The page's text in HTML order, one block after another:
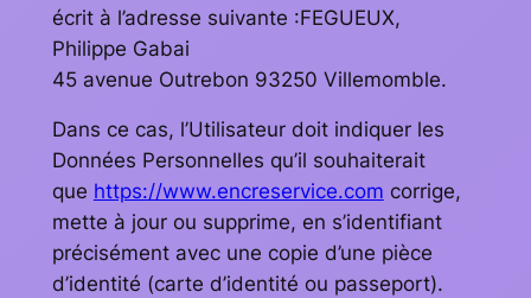
écrit à l’adresse suivante :FEGUEUX,
Philippe Gabai
45 avenue Outrebon 93250 Villemomble.
Dans ce cas, l’Utilisateur doit indiquer les
Données Personnelles qu’il souhaiterait
que https://www.encreservice.com corrige,
mette à jour ou supprime, en s’identifiant
précisément avec une copie d’une pièce
d’identité (carte d’identité ou passeport).